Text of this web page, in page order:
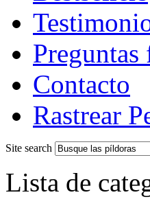
Preguntas
Contacto
Rastrear
Site search
Lista de